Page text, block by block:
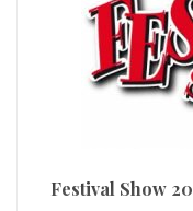
Festival Show